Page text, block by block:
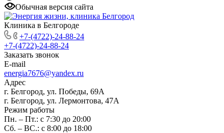
Обычная версия сайта
Клиника в Белгороде
+7-(4722)-24-88-24
+7-(4722)-24-88-24
Заказать звонок
E-mail
energia7676@yandex.ru
Адрес
г. Белгород, ул. Победы, 69А
г. Белгород, ул. Лермонтова, 47А
Режим работы
Пн. – Пт.: с 7:30 до 20:00
Сб. – ВС.: с 8:00 до 18:00